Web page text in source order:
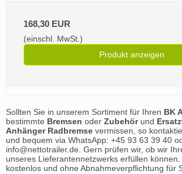
168,30 EUR
(einschl. MwSt.)
Produkt anzeigen
Sollten Sie in unserem Sortiment für Ihren BK
bestimmte Bremsen oder Zubehörund
Anhänger Radbremse vermissen, so
und bequem via WhatsApp: +45 93 63 39 40
info@nettotrailer.de. Gern prüfen wir, ob wir
unseres Lieferantennetzwerks erfüllen
kostenlos und ohne Abnahmeverpflichtung für